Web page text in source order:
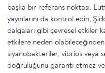
başka bir referans noktası.
yayınlarını da kontrol edin,
dalgaları gibi çevresel etkiler
etkilere neden olabileceğinden
siyanobakteriler, vibrios veya
doğruluğunu garanti etmez